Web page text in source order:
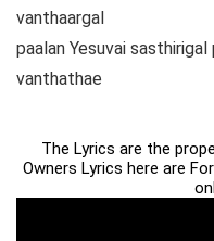
vanthaargal
paalan Yesuvai
vanthathae
The Lyrics are the
Owners Lyrics here are